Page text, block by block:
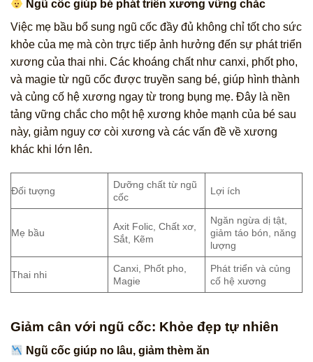
Ngũ cốc giúp bé phát triển xương vững chắc
Việc mẹ bầu bổ sung ngũ cốc đầy đủ không chỉ tốt cho sức
khỏe của mẹ mà còn trực tiếp ảnh hưởng đến sự phát triển
xương của thai nhi. Các khoáng chất như canxi, phốt pho,
và magie từ ngũ cốc được truyền sang bé, giúp hình thành
và củng cố hệ xương ngay từ trong bụng mẹ. Đây là nền
tảng vững chắc cho một hệ xương khỏe mạnh của bé sau
này, giảm nguy cơ còi xương và các vấn đề về xương
khác khi lớn lên.
Đối tượng
Dưỡng chất từ ngũ
cốc
Lợi ích
Mẹ bầu
Axit Folic, Chất xơ,
Sắt, Kẽm
Ngăn ngừa dị tật,
giảm táo bón, năng
lượng
Thai nhi
Canxi, Phốt pho,
Magie
Phát triển và củng
cố hệ xương
Giảm cân với ngũ cốc: Khỏe đẹp tự nhiên
Ngũ cốc giúp no lâu, giảm thèm ăn